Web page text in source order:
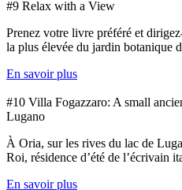
#9 Relax with a View
Prenez votre livre préféré et
la plus élevée du jardin botanique
En savoir plus
#10 Villa Fogazzaro: A small
Lugano
À Oria, sur les rives du lac de
Roi, résidence d’été de l’écrivain
En savoir plus